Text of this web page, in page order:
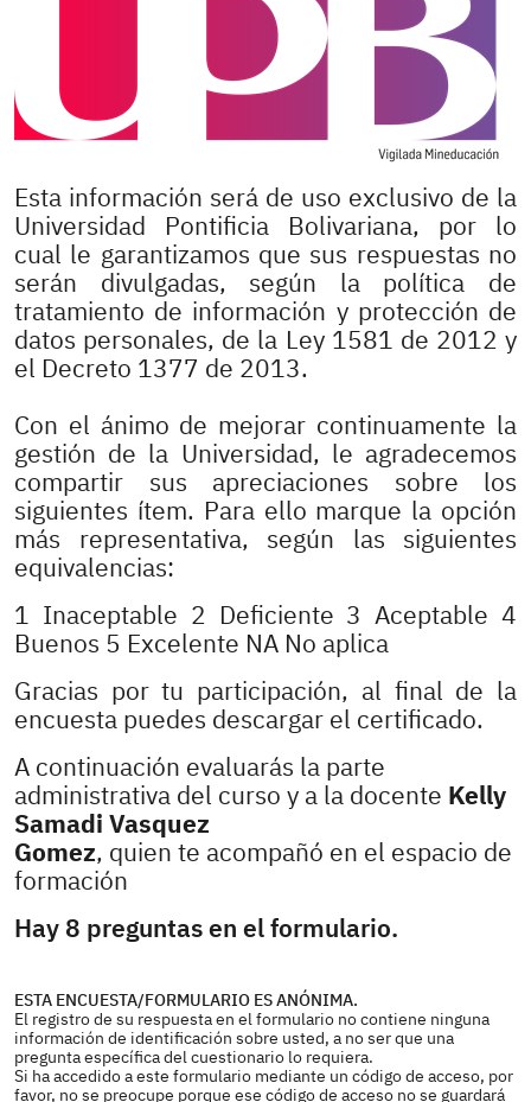
Esta información será de uso exclusivo de la
Universidad Pontificia Bolivariana, por lo
cual le garantizamos que sus respuestas no
serán divulgadas, según la política de
tratamiento de información y protección de
datos personales, de la Ley 1581 de 2012 y
el Decreto 1377 de 2013.
Con el ánimo de mejorar continuamente la
gestión de la Universidad, le agradecemos
compartir sus apreciaciones sobre los
siguientes ítem. Para ello marque la opción
más representativa, según las siguientes
equivalencias:
1 Inaceptable 2 Deficiente 3 Aceptable 4
Buenos 5 Excelente NA No aplica
Gracias por tu participación, al final de la
encuesta puedes descargar el certificado.
A continuación evaluarás la parte
administrativa del curso y a la docente Kelly
Samadi Vasquez
Gomez, quien te acompañó en el espacio de
formación
Hay 8 preguntas en el formulario.
ESTA ENCUESTA/FORMULARIO ES ANÓNIMA.
El registro de su respuesta en el formulario no contiene ninguna
información de identificación sobre usted, a no ser que una
pregunta específica del cuestionario lo requiera.
Si ha accedido a este formulario mediante un código de acceso, por
favor, no se preocupe porque ese código de acceso no se guardará